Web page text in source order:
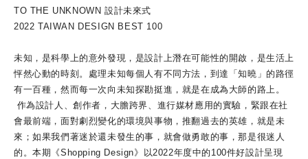
TO THE UNKNOWN 設計未來式
2022 TAIWAN DESIGN BEST 100
未知，是科學上的意外發現，是設計上潛在可能性的開啟，是生活上
怦然心動的時刻。處理未知每個人有不同方法，到達「知曉」的路徑
有一百種，然而每一次向未知探勘挺進，就是在成為大師的路上。
作為設計人、創作者，大膽跨界、進行媒材應用的實驗，緊跟在社
會最前端，面對劇烈變化的環境與事物，推翻過去的英雄，就是未
來；如果我們著迷於還未發生的事，就會做勇敢的事，那是很迷人
的。本期《Shopping Design》以2022年度中的100件好設計呈現